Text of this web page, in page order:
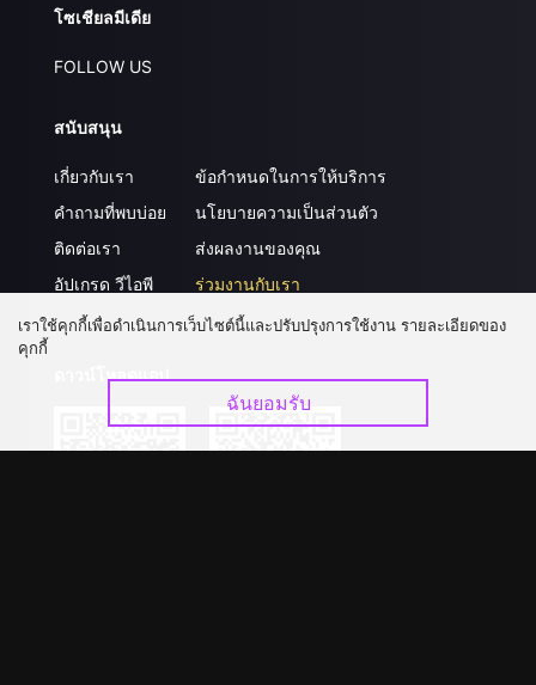
โซเชียลมีเดีย
FOLLOW US
สนับสนุน
เกี่ยวกับเรา
คำถามที่พบบ่อย
ติดต่อเรา
อัปเกรด วีไอพี
ข้อกำหนดในการให้บริการ
นโยบายความเป็นส่วนตัว
ส่งผลงานของคุณ
ร่วมงานกับเรา
ดาวน์โหลดแอป
เราใช้คุกกี้เพื่อดำเนินการเว็บไซต์นี้และปรับปรุงการใช้งาน รายละเอียดของ
คุกกี้
ฉันยอมรับ